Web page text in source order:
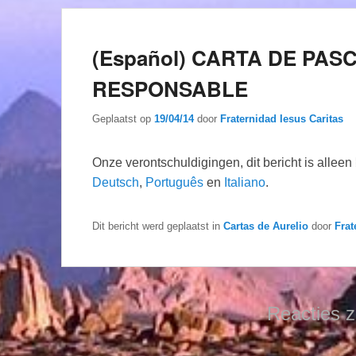
(Español) CARTA DE
RESPONSABLE
Geplaatst op 19/04/14 door Fraternidad Iesus Caritas
Onze verontschuldigingen, dit bericht is alleen
Deutsch, Português en Italiano.
Dit bericht werd geplaatst in Cartas de Aurelio door
Reacties